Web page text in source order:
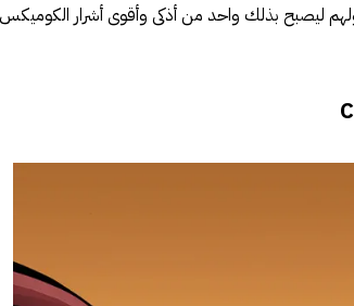
ليصبح بذلك واحد من أذكى وأقوى أشرار